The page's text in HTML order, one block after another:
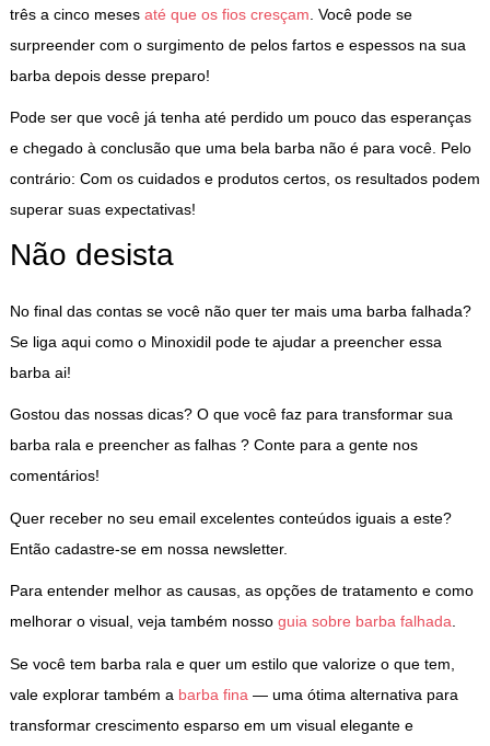
três a cinco meses até que os fios cresçam . Você pode se
surpreender com o surgimento de pelos fartos e espessos na sua
barba depois desse preparo!
Pode ser que você já tenha até perdido um pouco das esperanças
e chegado à conclusão que uma bela barba não é para você. Pelo
contrário: Com os cuidados e produtos certos, os resultados podem
superar suas expectativas!
Não desista
No final das contas se você não quer ter mais uma barba falhada?
Se liga aqui como o Minoxidil pode te ajudar a preencher essa
barba ai!
Gostou das nossas dicas? O que você faz para transformar sua
barba rala e preencher as falhas ? Conte para a gente nos
comentários!
Quer receber no seu email excelentes conteúdos iguais a este?
Então cadastre-se em nossa newsletter.
Para entender melhor as causas, as opções de tratamento e como
melhorar o visual, veja também nosso guia sobre barba falhada
Se você tem barba rala e quer um estilo que valorize o que tem,
vale explorar também a barba fina — uma ótima alternativa para
transformar crescimento esparso em um visual elegante e